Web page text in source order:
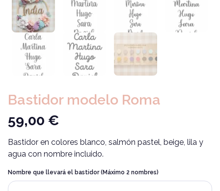
Bastidor modelo Roma
59,00 €
Bastidor en colores blanco, salmón pastel, beige, lila y
agua con nombre incluido.
Nombre que llevará el bastidor (Máximo 2 nombres)